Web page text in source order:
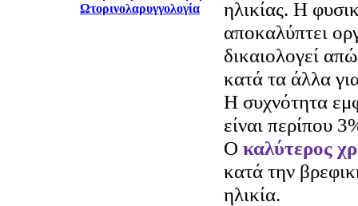
Ωτορινολαρυγγολογία
ηλικίας. Η
αποκαλύπτει
δικαιολογεί
κατά τα άλλα
Η συχνότητα
είναι περίπου
Ο καλύτερος
κατά την
ηλικία.